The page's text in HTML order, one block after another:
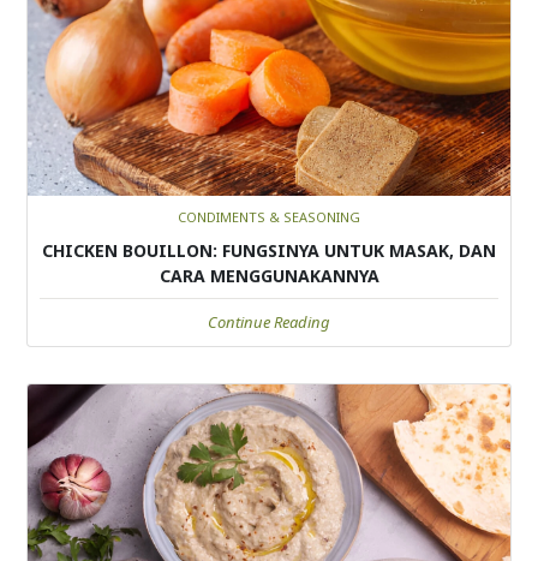
CONDIMENTS & SEASONING
CHICKEN BOUILLON: FUNGSINYA UNTUK MASAK, DAN
CARA MENGGUNAKANNYA
Continue Reading